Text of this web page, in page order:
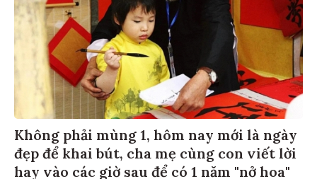
Không phải mùng 1, hôm nay mới là ngày
đẹp để khai bút, cha mẹ cùng con viết lời
hay vào các giờ sau để có 1 năm "nở hoa"